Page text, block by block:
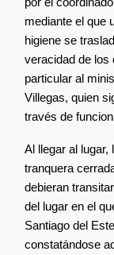
mediante el que
higiene se
veracidad de los
particular al
Villegas, quien
través de
Al llegar al
tranquera
debieran
del lugar en el
Santiago del
constatándose